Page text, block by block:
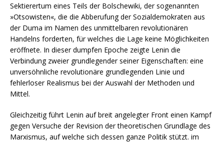
Sektierertum eines Teils der Bolschewiki, der sogenannten
»Otsowisten«, die die Abberufung der Sozialdemokraten aus
der Duma im Namen des unmittelbaren revolutionären
Handelns forderten, für welches die Lage keine Möglichkeiten
eröffnete. In dieser dumpfen Epoche zeigte Lenin die
Verbindung zweier grundlegender seiner Eigenschaften: eine
unversöhnliche revolutionäre grundlegenden Linie und
fehlerloser Realismus bei der Auswahl der Methoden und
Mittel.
Gleichzeitig führt Lenin auf breit angelegter Front einen Kampf
gegen Versuche der Revision der theoretischen Grundlage des
Marxismus, auf welche sich dessen ganze Politik stützt. im